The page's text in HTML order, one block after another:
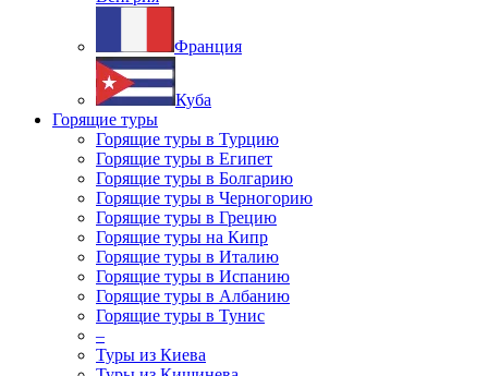
Франция
Куба
Горящие туры
Горящие туры в Турцию
Горящие туры в Египет
Горящие туры в Болгарию
Горящие туры в Черногорию
Горящие туры в Грецию
Горящие туры на Кипр
Горящие туры в Италию
Горящие туры в Испанию
Горящие туры в Албанию
Горящие туры в Тунис
–
Туры из Киева